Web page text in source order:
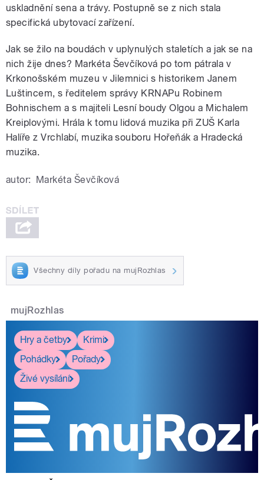
uskladnění sena a trávy. Postupně se z nich stala
specifická ubytovací zařízení.
Jak se žilo na boudách v uplynulých staletích a jak se na
nich žije dnes? Markéta Ševčíková po tom pátrala v
Krkonošském muzeu v Jilemnici s historikem Janem
Luštincem, s ředitelem správy KRNAPu Robinem
Bohnischem a s majiteli Lesní boudy Olgou a Michalem
Kreiplovými. Hrála k tomu lidová muzika při ZUŠ Karla
Halíře z Vrchlabí, muzika souboru Hořeňák a Hradecká
muzika.
autor: Markéta Ševčíková
Všechny díly pořadu na mujRozhlas
mujRozhlas
Hry a četby
Krimi
Pohádky
Pořady
Živé vysílání